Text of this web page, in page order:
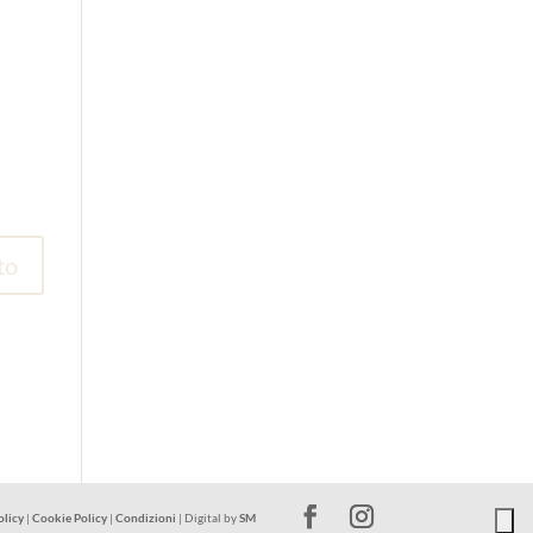
|Cookie Policy |Condizioni | Digital bySM